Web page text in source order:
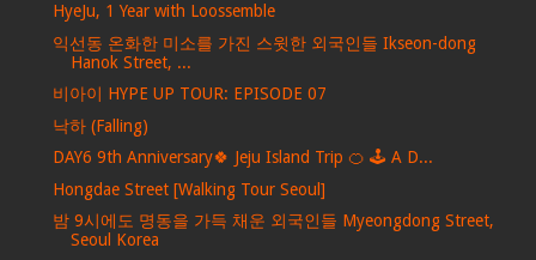
HyeJu, 1 Year with Loossemble
익선동 온화한 미소를 가진 스윗한 외국인들 Ikseon-dong
Hanok Street, ...
비아이 HYPE UP TOUR: EPISODE 07
낙하 (Falling)
DAY6 9th Anniversary🍀 Jeju Island Trip 🍊 🕹 A D...
Hongdae Street [Walking Tour Seoul]
밤 9시에도 명동을 가득 채운 외국인들 Myeongdong Street,
Seoul Korea